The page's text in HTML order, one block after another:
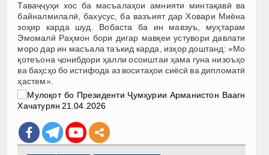
Таваҷҷуҳи хос ба масъалаҳои амнияти минтақавӣ ва
байналмилалӣ, бахусус, ба вазъият дар Ховари Миёна
зоҳир карда шуд. Вобаста ба ин мавзуъ, муҳтарам
Эмомалӣ Раҳмон бори дигар мавқеи устувори давлати
моро дар ин масъала таъкид карда, изҳор доштанд: «Мо
қотеъона ҷонибдори ҳалли осоиштаи ҳама гуна низоъҳо
ва баҳсҳо бо истифода аз воситаҳои сиёсӣ ва дипломатӣ
ҳастем».